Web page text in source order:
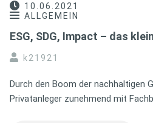
10.06.2021
ALLGEMEIN
ESG, SDG, Impact – das
k21921
Durch den Boom der nachhaltigen
Privatanleger zunehmend mit